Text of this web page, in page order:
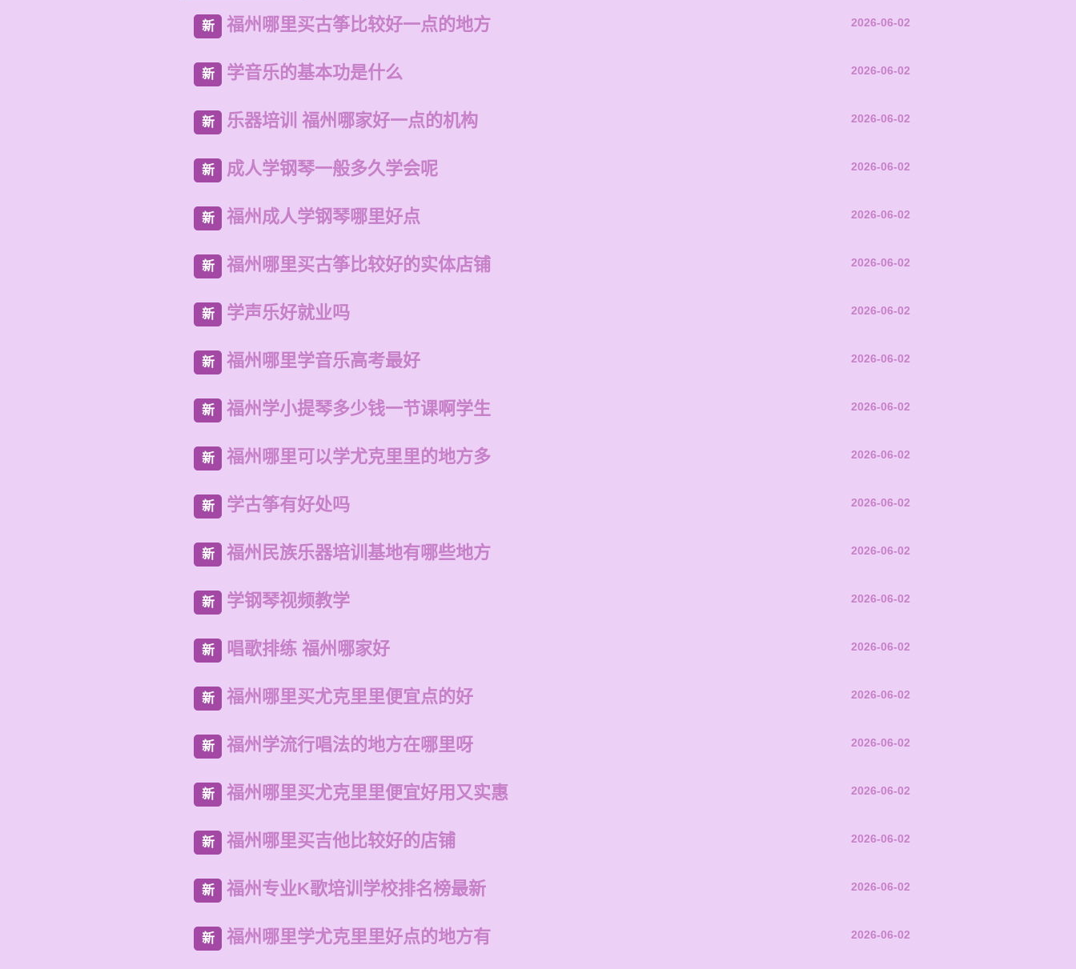
新 福州哪里买古筝比较好一点的地方 2026-06-02
新 学音乐的基本功是什么 2026-06-02
新 乐器培训 福州哪家好一点的机构 2026-06-02
新 成人学钢琴一般多久学会呢 2026-06-02
新 福州成人学钢琴哪里好点 2026-06-02
新 福州哪里买古筝比较好的实体店铺 2026-06-02
新 学声乐好就业吗 2026-06-02
新 福州哪里学音乐高考最好 2026-06-02
新 福州学小提琴多少钱一节课啊学生 2026-06-02
新 福州哪里可以学尤克里里的地方多 2026-06-02
新 学古筝有好处吗 2026-06-02
新 福州民族乐器培训基地有哪些地方 2026-06-02
新 学钢琴视频教学 2026-06-02
新 唱歌排练 福州哪家好 2026-06-02
新 福州哪里买尤克里里便宜点的好 2026-06-02
新 福州学流行唱法的地方在哪里呀 2026-06-02
新 福州哪里买尤克里里便宜好用又实惠 2026-06-02
新 福州哪里买吉他比较好的店铺 2026-06-02
新 福州专业K歌培训学校排名榜最新 2026-06-02
新 福州哪里学尤克里里好点的地方有 2026-06-02